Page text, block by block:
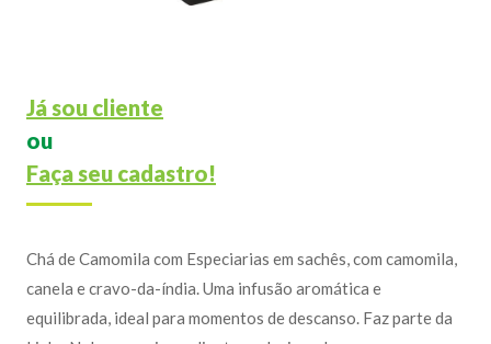
Já sou cliente
ou
Faça seu cadastro!
Chá de Camomila com Especiarias em sachês, com camomila,
canela e cravo-da-índia. Uma infusão aromática e
equilibrada, ideal para momentos de descanso. Faz parte da